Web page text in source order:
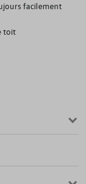
facilement
toit